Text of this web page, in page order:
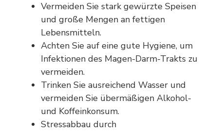
Vermeiden Sie stark gewürzte Speisen
und große Mengen an fettigen
Lebensmitteln.
Achten Sie auf eine gute Hygiene, um
Infektionen des Magen-Darm-Trakts zu
vermeiden.
Trinken Sie ausreichend Wasser und
vermeiden Sie übermäßigen Alkohol-
und Koffeinkonsum.
Stressabbau durch